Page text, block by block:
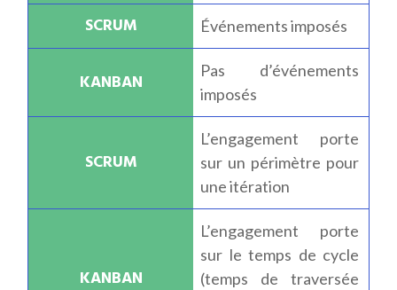
Événements imposés
Pas d’événements
imposés
L’engagement porte
sur un périmètre pour
une itération
L’engagement porte
sur le temps de cycle
(temps de traversée